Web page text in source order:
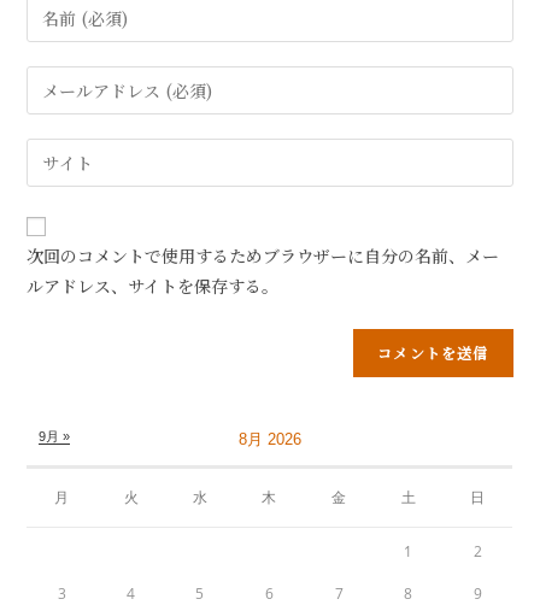
次回のコメントで使用するためブラウザーに自分の名前、メー
ルアドレス、サイトを保存する。
8月 2026
月 火 水 木 金 土 日
1 2
3 4 5 6 7 8 9
9月 »